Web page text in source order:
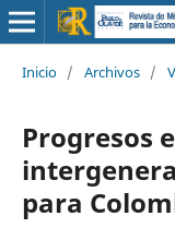
Inicio / Archivos /
Progresos
para